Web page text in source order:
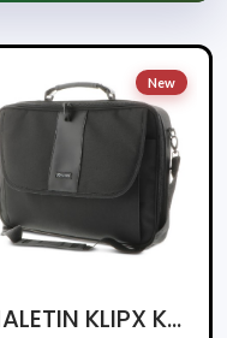
New
MALETIN KLIPX KNC-040 CLASSIC LITE 15.4plg NEGRO